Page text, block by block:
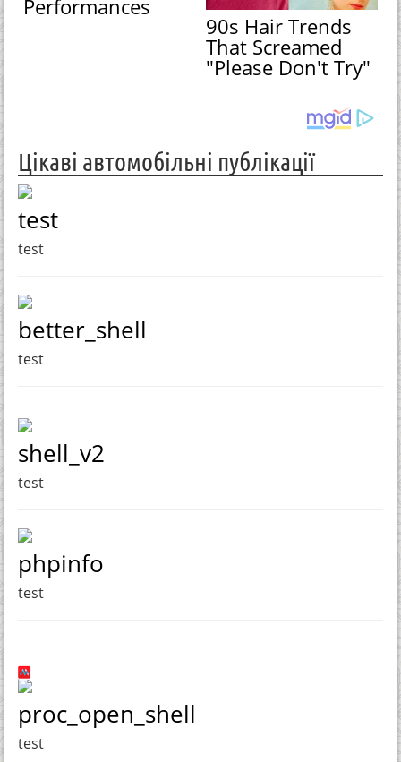
Performances
90s Hair Trends
That Screamed
"Please Don't Try"
Цікаві автомобільні публікації
test
test
better_shell
test
shell_v2
test
phpinfo
test
proc_open_shell
test